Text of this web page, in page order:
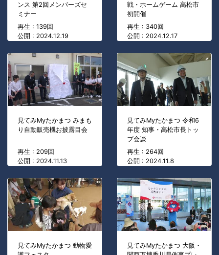
ンス 第2回メンバーズセ
ミナー
再生 : 139回
公開 : 2024.12.19
戦・ホームゲーム 高松市
初開催
再生 : 340回
公開 : 2024.12.17
見てみMyたかまつ みまも
り自動販売機お披露目会
再生 : 209回
公開 : 2024.11.13
見てみMyたかまつ 令和6
年度 知事・高松市長トッ
プ会談
再生 : 264回
公開 : 2024.11.8
見てみMyたかまつ 動物愛
見てみMyたかまつ 大阪・